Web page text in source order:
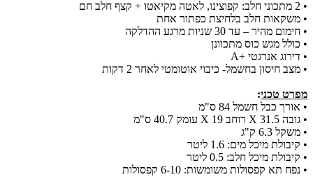
• 2 מתכוני חלב: קפוצינו, לאטה מקיאטו + קצף חלב חם
• משקאות חלב בלחיצת כפתור אחת
• חימום מהיר – עד 30 שניות מרגע ההדלקה
• כולל מגש כוס מתכוונן
• דירוג אנרגטי +A
• מצב חיסון בחשמל- כיבוי אוטומטי לאחר 2 דקות
מפרט טכני:
• אורך כבל חשמל 84 ס"מ
• גובה 31.5 X רוחב 19 X עומק 40.7 ס"מ
• משקל 6.3 ק"ג
• קיבולת מיכל מים: 1.6 ליטר
• קיבולת מיכל חלב: 0.5 ליטר
• נפח תא קפסולות משומשות: 6-10 קפסולות